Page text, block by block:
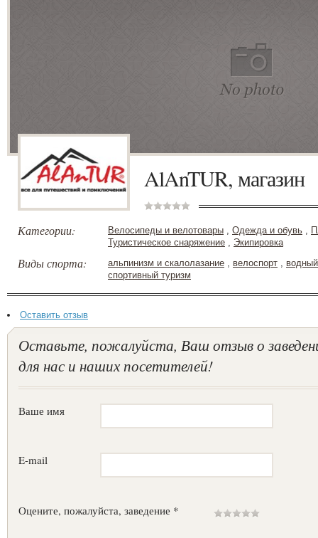
AlAnTUR, магазин
Категории: Велосипеды и велотовары , Одежда и обувь ,
Туристическое снаряжение , Экипировка
Виды спорта: альпинизм и скалолазание , велоспорт ,
спортивный туризм
Оставить отзыв
Оставьте, пожалуйста, Ваш отзыв о
для нас и наших посетителей!
Ваше имя
E-mail
Оцените, пожалуйста, заведение *